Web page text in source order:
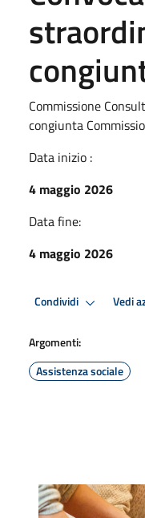
Commissione
congiunta
Data inizio :
4 maggio 2026
Data fine:
4 maggio 2026
Condividi Vedi
Argomenti:
Assistenza sociale